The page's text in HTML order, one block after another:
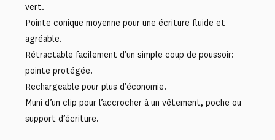
vert.
Pointe conique moyenne pour une écriture fluide et
agréable.
Rétractable facilement d’un simple coup de poussoir:
pointe protégée.
Rechargeable pour plus d’économie.
Muni d’un clip pour l’accrocher à un vêtement, poche ou
support d’écriture.